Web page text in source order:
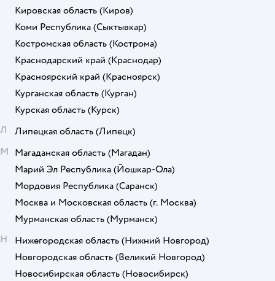
Кировская область (Киров)
Коми Республика (Сыктывкар)
Костромская область (Кострома)
Краснодарский край (Краснодар)
Красноярский край (Красноярск)
Курганская область (Курган)
Курская область (Курск)
Л
Липецкая область (Липецк)
М Магаданская область (Магадан)
Марий Эл Республика (Йошкар-Ола)
Мордовия Республика (Саранск)
Москва и Московская область (г. Москва)
Мурманская область (Мурманск)
Н
Нижегородская область (Нижний Новгород)
Новгородская область (Великий Новгород)
Новосибирская область (Новосибирск)